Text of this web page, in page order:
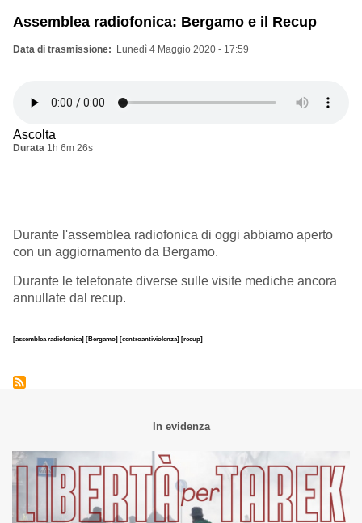
Assemblea radiofonica: Bergamo e il Recup
Data di trasmissione Lunedì 4 Maggio 2020 - 17:59
Ascolta
Durata 1h 6m 26s
Durante l'assemblea radiofonica di oggi abbiamo aperto
con un aggiornamento da Bergamo.
Durante le telefonate diverse sulle visite mediche ancora
annullate dal recup.
[assemblea radiofonica] [Bergamo] [centroantiviolenza] [recup]
In evidenza